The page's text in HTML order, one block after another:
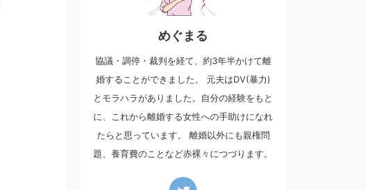
めぐまる
協議・調停・裁判を経て、約3年半かけて離
婚することができました。 元夫はDV(暴力)
とモラハラがありました。自分の経験をもと
に、これから離婚する女性への手助けになれ
たらと思っています。 離婚以外にも親権問
題、養育費のことなど赤裸々につづります。